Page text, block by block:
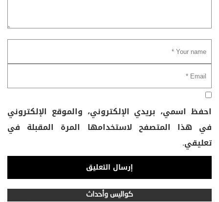
احفظ اسمي، بريدي الإلكتروني، والموقع الإلكتروني
في هذا المتصفح لاستخدامها المرة المقبلة في
تعليقي.
كواليس وأحداث